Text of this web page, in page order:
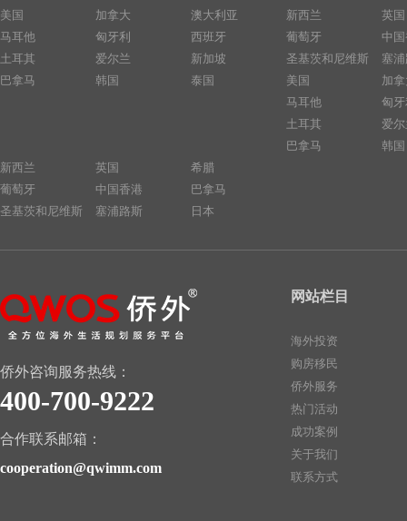
美国
马耳他
土耳其
巴拿马
加拿大
匈牙利
爱尔兰
韩国
澳大利亚
西班牙
新加坡
泰国
新西兰
葡萄牙
圣基茨和尼维斯
英国
中
塞
美国
马耳他
土耳其
巴拿马
加
匈
爱
韩国
新西兰
葡萄牙
圣基茨和尼维斯
英国
中国香港
塞浦路斯
希腊
巴拿马
日本
侨外咨询服务热线：
400-700-9222
合作联系邮箱：
cooperation@qwimm.com
网站栏目
海外投资
购房移民
侨外服务
热门活动
成功案例
关于我们
联系方式